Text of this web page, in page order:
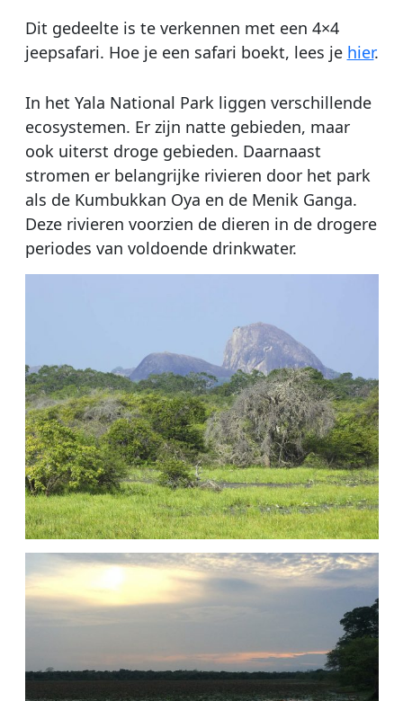
Dit gedeelte is te verkennen met een 4×4
jeepsafari. Hoe je een safari boekt, lees je hier.
In het Yala National Park liggen verschillende
ecosystemen. Er zijn natte gebieden, maar
ook uiterst droge gebieden. Daarnaast
stromen er belangrijke rivieren door het park
als de Kumbukkan Oya en de Menik Ganga.
Deze rivieren voorzien de dieren in de drogere
periodes van voldoende drinkwater.